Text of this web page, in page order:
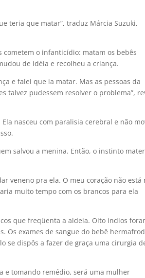
teria que matar”, traduz Márcia Suzuki,
cometem o infanticídio: matam os bebês
de idéia e recolheu a criança.
e falei que ia matar. Mas as pessoas da
talvez pudessem resolver o problema”,
nasceu com paralisia cerebral e não
salvou a menina. Então, o instinto
veneno pra ela. O meu coração não está
muito tempo com os brancos para ela
que freqüenta a aldeia. Oito índios
Os exames de sangue do bebê
se dispôs a fazer de graça uma cirurgia
e tomando remédio, será uma mulher